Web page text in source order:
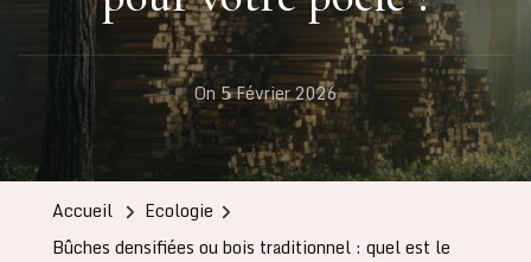
On5 Février 2026
Accueil
Ecologie
Bûches densifiées ou bois traditionnel : quel est le